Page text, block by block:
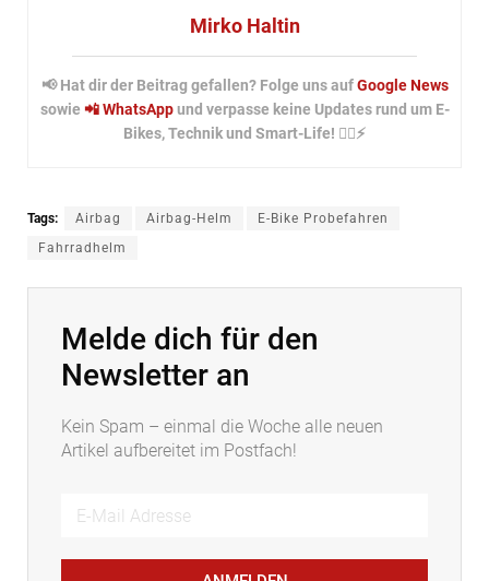
Mirko Haltin
📢 Hat dir der Beitrag gefallen? Folge uns aufGoogle News
sowie 📲 WhatsAppund verpasse keine Updates rund um E-
Bikes, Technik und Smart-Life! 🚴‍♂️⚡
Tags: Airbag Airbag-Helm
E-Bike Probefahren
Fahrradhelm
Melde dich für den
Newsletter an
Kein Spam – einmal die Woche alle neuen
Artikel aufbereitet im Postfach!